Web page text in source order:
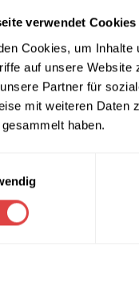
verwendet Cookies
Cookies, um Inhalte
auf unsere
Partner für
mit weiteren Daten
haben.
minimalistisches
lebendiges und
Gebrauch geeignet